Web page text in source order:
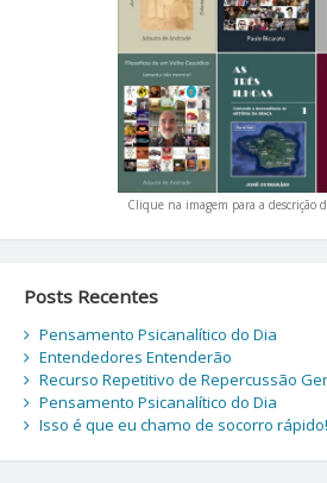
Clique na imagem para a descrição
Posts Recentes
Pensamento Psicanalítico do Dia
Entendedores Entenderão
Recurso Repetitivo de Repercussão
Pensamento Psicanalítico do Dia
Isso é que eu chamo de socorro rápido!